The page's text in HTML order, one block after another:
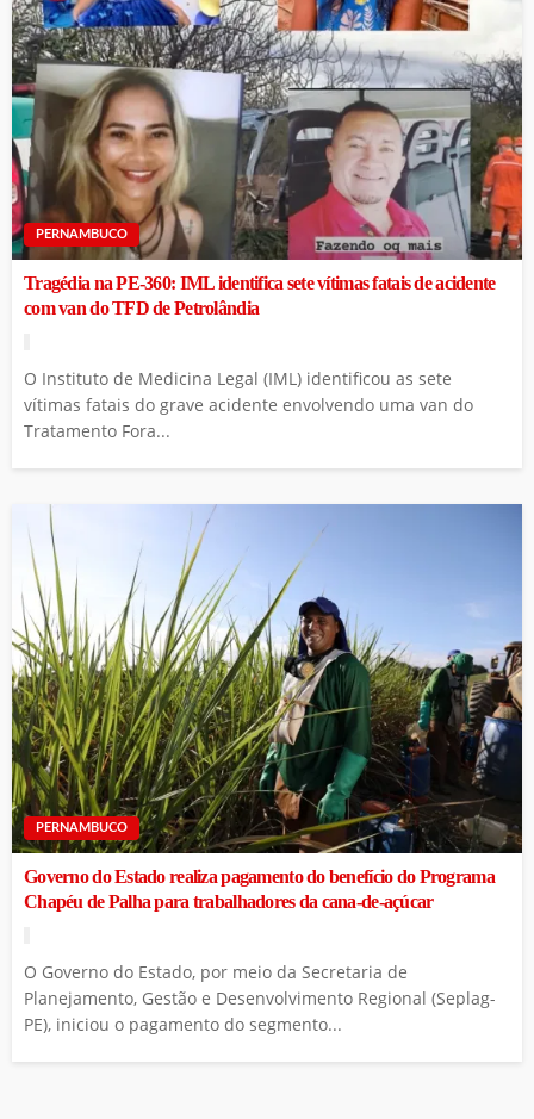
PERNAMBUCO
Tragédia na PE-360: IML identifica sete vítimas fatais de acidente
com van do TFD de Petrolândia
O Instituto de Medicina Legal (IML) identificou as sete
vítimas fatais do grave acidente envolvendo uma van do
Tratamento Fora...
PERNAMBUCO
Governo do Estado realiza pagamento do benefício do Programa
Chapéu de Palha para trabalhadores da cana-de-açúcar
O Governo do Estado, por meio da Secretaria de
Planejamento, Gestão e Desenvolvimento Regional (Seplag-
PE), iniciou o pagamento do segmento...